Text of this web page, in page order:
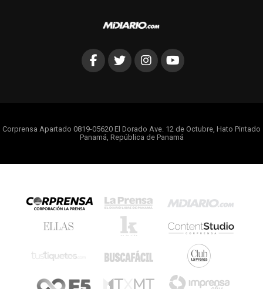
Corprensa Apartado 0819-05620 El Dorado Ave. 12 de Octubre, Hato Pintado
Panamá, República de Panamá